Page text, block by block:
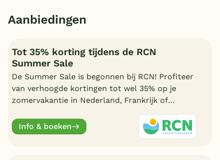
Aanbiedingen
Tot 35% korting tijdens de RCN
Summer Sale
De Summer Sale is begonnen bij RCN! Profiteer
van verhoogde kortingen tot wel 35% op je
zomervakantie in Nederland, Frankrijk of
Info & boeken